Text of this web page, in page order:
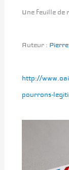
Une feuille de
Auteur :
http://
pourrons-